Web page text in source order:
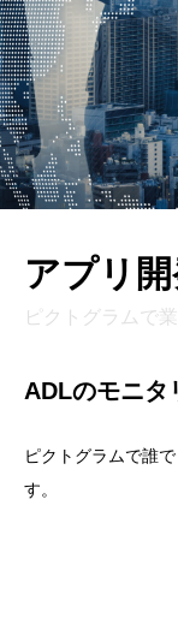
アプリ
ピクトグラムで
ADLのモニタ
ピクトグラムで誰
す。